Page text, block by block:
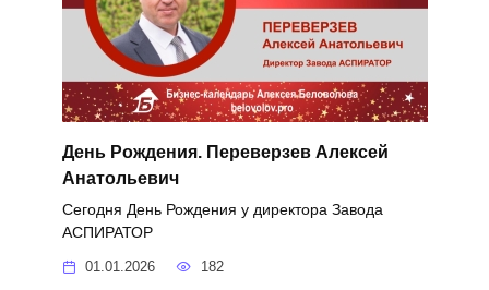
День Рождения. Переверзев Алексей
Анатольевич
Сегодня День Рождения у директора Завода
АСПИРАТОР
01.01.2026 182